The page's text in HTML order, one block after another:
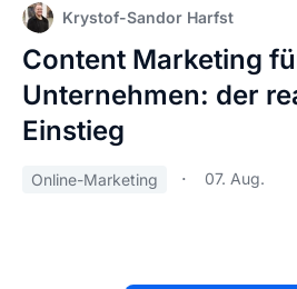
Krystof-Sandor Harfst
Content Marketing
Unternehmen: der
Einstieg
Online-Marketing 07. Aug.